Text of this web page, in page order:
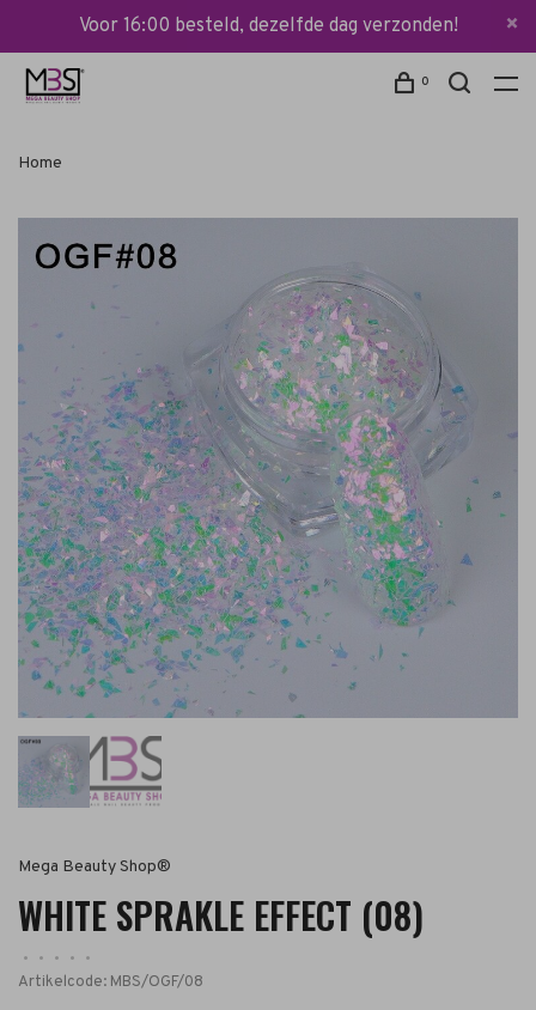
Voor 16:00 besteld, dezelfde dag verzonden!
0
Home
Mega Beauty Shop®
WHITE SPRAKLE EFFECT (08)
• • • •
•
Artikelcode: MBS/OGF/08